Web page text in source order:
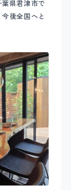
県君津市で
後全国へと